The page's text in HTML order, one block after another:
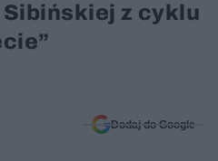
z cyklu
Dodaj do Google